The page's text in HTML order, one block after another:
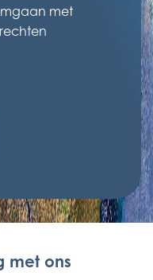
met
met ons